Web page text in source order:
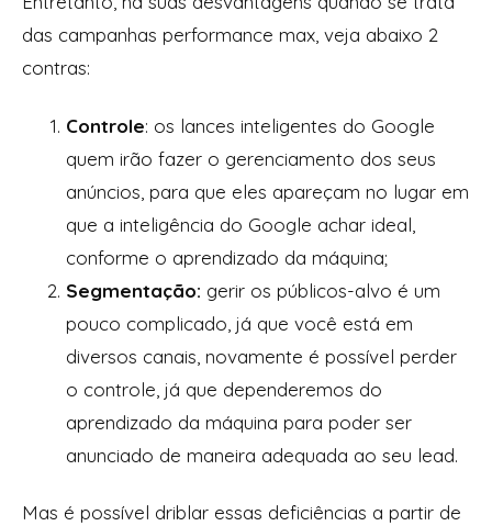
das campanhas performance max, veja abaixo 2
contras:
Controle: os lances inteligentes do Google
quem irão fazer o gerenciamento dos seus
anúncios, para que eles apareçam no lugar em
que a inteligência do Google achar ideal,
conforme o aprendizado da máquina;
Segmentação: gerir os públicos-alvo é um
pouco complicado, já que você está em
diversos canais, novamente é possível perder
o controle, já que dependeremos do
aprendizado da máquina para poder ser
anunciado de maneira adequada ao seu lead.
Mas é possível driblar essas deficiências a partir de